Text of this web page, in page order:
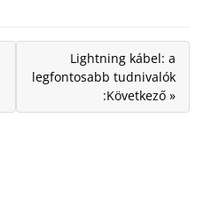
Lightning kábel: a
legfontosabb tudnivalók
:Következő »